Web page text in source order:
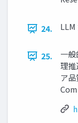
24.
25.
一
理
ア